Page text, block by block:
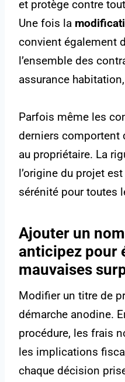
et protège contre
Une fois la
convient également
l’ensemble des
assurance
Parfois même les
derniers comportent
au propriétaire. La
l’origine du projet
sérénité pour toutes
Ajouter un
anticipez pour
mauvaises
Modifier un titre de
démarche anodine.
procédure, les frais
les implications
chaque décision